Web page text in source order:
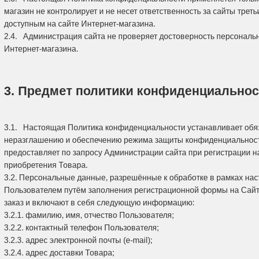
магазин не контролирует и не несет ответственность за сайты
доступным на сайте Интернет-магазина.
2.4. Администрация сайта не проверяет достоверность
Интернет-магазина.
3. Предмет политики
3.1. Настоящая Политика конфиденциальности устанавливает
неразглашению и обеспечению режима защиты
предоставляет по запросу Администрации сайта при регистрации
приобретения Товара.
3.2. Персональные данные, разрешённые к обработке в рамках
Пользователем путём заполнения регистрационной формы на
заказ и включают в себя следующую информацию:
3.2.1. фамилию, имя, отчество Пользователя;
3.2.2. контактный телефон Пользователя;
3.2.3. адрес электронной почты (e-mail);
3.2.4. адрес доставки Товара;